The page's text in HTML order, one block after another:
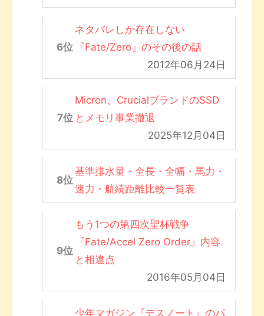
ネタバレしか存在しない
『Fate/Zero』のその後の話
2012年06月24日
Micron、CrucialブランドのSSD
とメモリ事業撤退
2025年12月04日
基準排水量・全長・全幅・馬力・
速力・航続距離比較一覧表
もう1つの第四次聖杯戦争
『Fate/Accel Zero Order』内容
と相違点
2016年05月04日
少年マガジン『デスノート』のパ